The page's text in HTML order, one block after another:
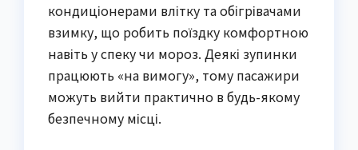
кондиціонерами влітку та обігрівачами
взимку, що робить поїздку комфортною
навіть у спеку чи мороз. Деякі зупинки
працюють «на вимогу», тому пасажири
можуть вийти практично в будь-якому
безпечному місці.